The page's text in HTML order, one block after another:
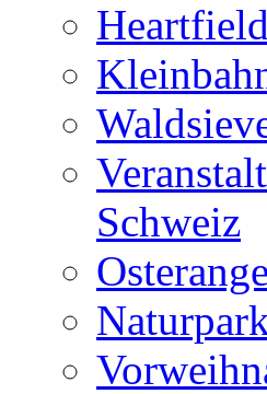
Schweiz